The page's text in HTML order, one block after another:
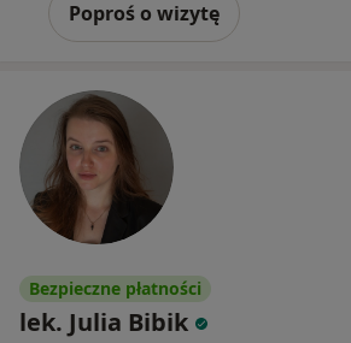
Poproś o wizytę
Bezpieczne płatności
lek. Julia Bibik